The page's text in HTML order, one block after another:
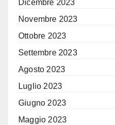
Dicembre 2023
Novembre 2023
Ottobre 2023
Settembre 2023
Agosto 2023
Luglio 2023
Giugno 2023
Maggio 2023